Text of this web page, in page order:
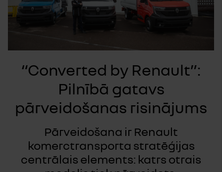
“Converted by Renault”:
Pilnībā gatavs
pārveidošanas risinājums
Pārveidošana ir Renault
komerctransporta stratēģijas
centrālais elements: katrs otrais